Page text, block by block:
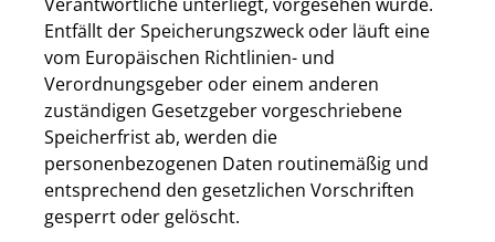
Entfällt der Speicherungszweck oder läuft eine
vom Europäischen Richtlinien- und
Verordnungsgeber oder einem anderen
zuständigen Gesetzgeber vorgeschriebene
Speicherfrist ab, werden die
personenbezogenen Daten routinemäßig und
entsprechend den gesetzlichen Vorschriften
gesperrt oder gelöscht.